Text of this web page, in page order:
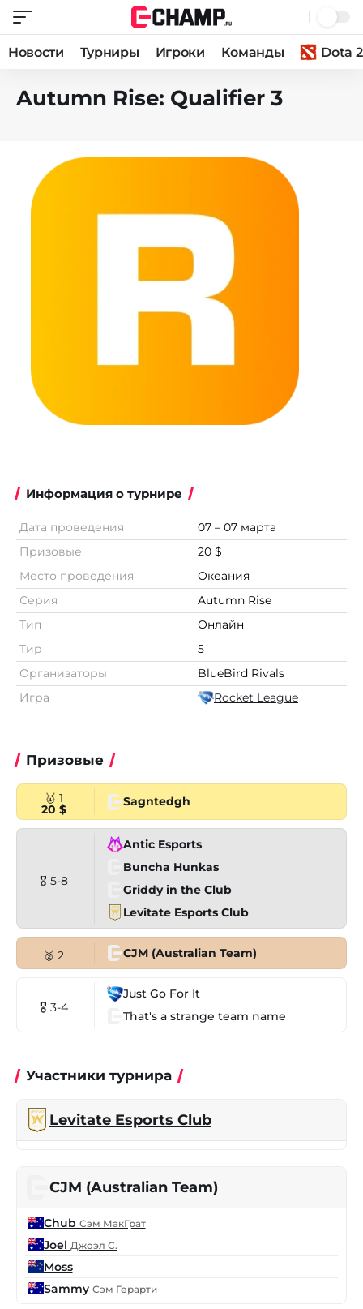
Новости Турниры Игроки Команды Dota 2
Autumn Rise: Qualifier 3
Информация о турнире
Дата проведения
07 – 07 марта
Призовые
20 $
Место проведения
Океания
Серия
Autumn Rise
Тип
Онлайн
Тир
5
Организаторы
BlueBird Rivals
Игра
Rocket League
Призовые
🥇 1
20 $
Sagntedgh
🎖 5-8
Antic Esports
Buncha Hunkas
Griddy in the Club
Levitate Esports Club
🥈 2 CJM (Australian Team)
🎖 3-4
Just Go For It
That's a strange team name
Участники турнира
Levitate Esports Club
CJM (Australian Team)
Chub Сэм МакГрат
Joel Джоэл С.
Moss
Sammy Сэм Герарти